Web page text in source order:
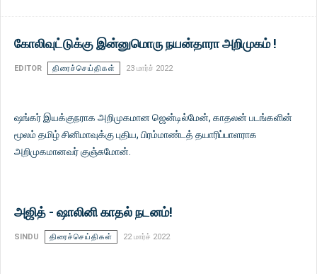
கோலிவுட்டுக்கு இன்னுமொரு நயன்தாரா அறிமுகம் !
EDITOR திரைச்செய்திகள் 23 மார்ச் 2022
ஷங்கர் இயக்குநராக அறிமுகமான ஜென்டில்மேன், காதலன் படங்களின்
மூலம் தமிழ் சினிமாவுக்கு புதிய, பிரம்மாண்டத் தயாரிப்பாளராக
அறிமுகமானவர் குஞ்சுமோன்.
அஜித் - ஷாலினி காதல் நடனம்!
SINDU திரைச்செய்திகள் 22 மார்ச் 2022